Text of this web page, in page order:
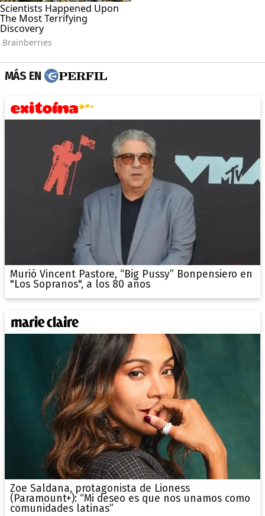
MÁS EN
Murió Vincent Pastore, “Big Pussy” Bonpensiero en
"Los Sopranos", a los 80 años
Zoe Saldana, protagonista de Lioness
(Paramount+): “Mi deseo es que nos unamos como
comunidades latinas”